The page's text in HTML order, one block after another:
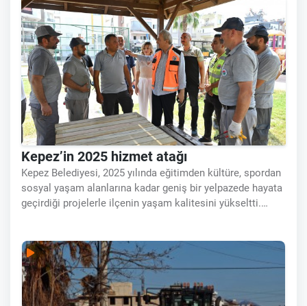
Kepez’in 2025 hizmet atağı
Kepez Belediyesi, 2025 yılında eğitimden kültüre, spordan
sosyal yaşam alanlarına kadar geniş bir yelpazede hayata
geçirdiği projelerle ilçenin yaşam kalitesini yükseltti.